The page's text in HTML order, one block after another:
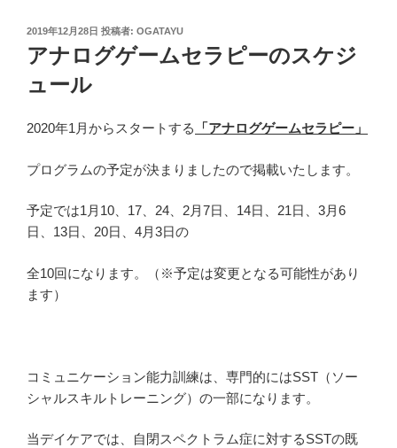
投
稿
日:
2019年12月28日 投稿者: OGATAYU
アナログゲームセラピーのスケジ
ュール
2020年1月からスタートする 「アナログゲームセラピー」
プログラムの予定が決まりましたので掲載いたします。
予定では1月10、17、24、2月7日、14日、21日、3月6
日、13日、20日、4月3日の
全10回になります。（※予定は変更となる可能性があり
ます）
コミュニケーション能力訓練は、専門的にはSST（ソー
シャルスキルトレーニング）の一部になります。
当デイケアでは、自閉スペクトラム症に対するSSTの既